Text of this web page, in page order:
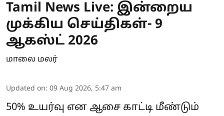
Tamil News Live: இன்றைய
முக்கிய செய்திகள்- 9
ஆகஸ்ட் 2026
மாலை மலர்
Updated on: 09 Aug 2026, 5:47 am
50% உயர்வு என ஆசை காட்டி மீண்டும்